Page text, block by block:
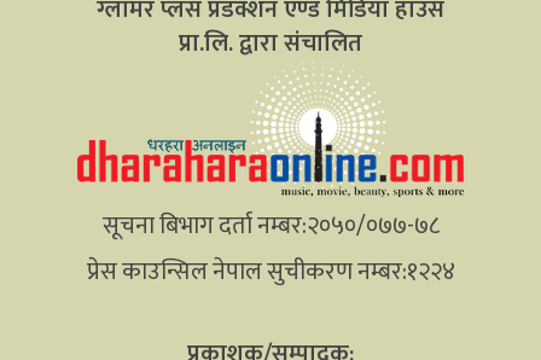
ग्लामर प्लस प्रडक्शन एण्ड मिडिया हाउस
प्रा.लि. द्वारा संचालित
सूचना बिभाग दर्ता नम्बर:२०५०/०७७-७८
प्रेस काउन्सिल नेपाल सुचीकरण नम्बर:१२२४